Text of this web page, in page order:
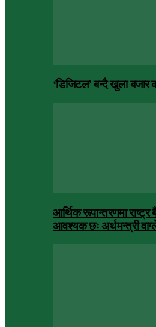
‘डिजिटल’ बन्दै खुला बजार
आर्थिक रूपान्तरणमा
आवश्यक छः अर्थमन्त्री